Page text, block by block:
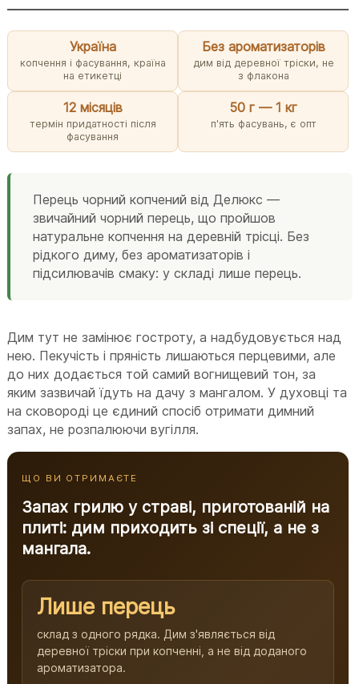
Україна
копчення і фасування, країна
на етикетці
Без ароматизаторів
дим від деревної тріски, не
з флакона
12 місяців
термін придатності після
фасування
50 г — 1 кг
п'ять фасувань, є опт
Перець чорний копчений від Делюкс —
звичайний чорний перець, що пройшов
натуральне копчення на деревній трісці. Без
рідкого диму, без ароматизаторів і
підсилювачів смаку: у складі лише перець.
Дим тут не замінює гостроту, а надбудовується над
нею. Пекучість і пряність лишаються перцевими, але
до них додається той самий вогнищевий тон, за
яким зазвичай їдуть на дачу з мангалом. У духовці та
на сковороді це єдиний спосіб отримати димний
запах, не розпалюючи вугілля.
ЩО ВИ ОТРИМАЄТЕ
Запах грилю у страві, приготованій на
плиті: дим приходить зі спеції, а не з
мангала.
Лише перець
склад з одного рядка. Дим з'являється від
деревної тріски при копченні, а не від доданого
ароматизатора.